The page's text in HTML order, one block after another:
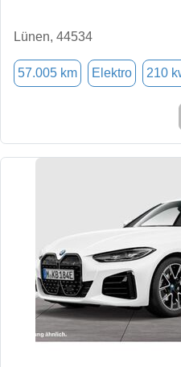
Lünen, 44534
57.005 km Elektro 210